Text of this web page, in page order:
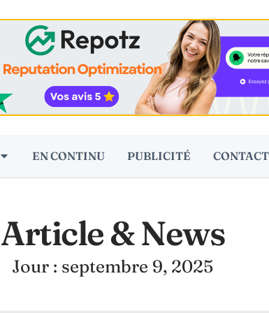
EN CONTINU PUBLICITÉ
Article & News
Jour : septembre 9, 2025